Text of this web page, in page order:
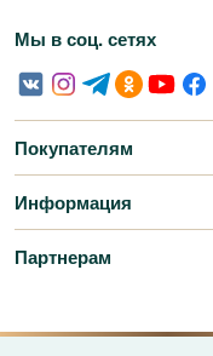
Мы в соц. сетях
Покупателям
Информация
Партнерам